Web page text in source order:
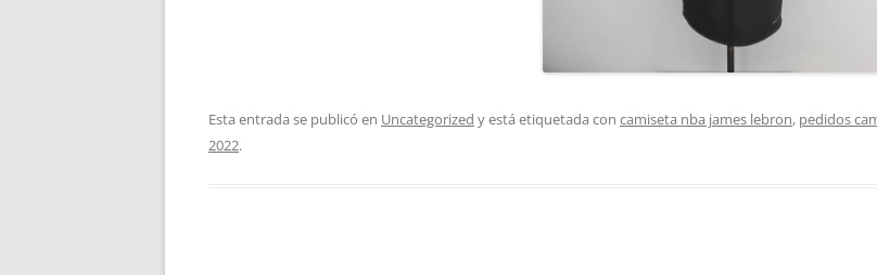
Esta entrada se publicó en Uncategorized y está etiquetada con camiseta nba james lebron, pedidos
2022.